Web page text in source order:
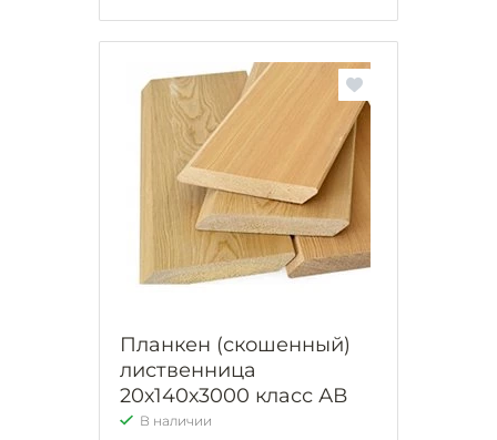
Планкен (скошенный)
лиственница
20х140х3000 класс АВ
В наличии